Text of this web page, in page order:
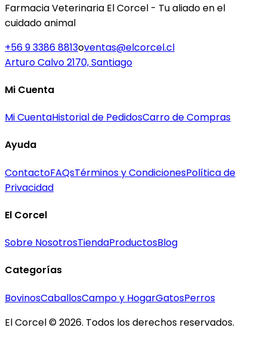
Farmacia Veterinaria El Corcel - Tu aliado en el
cuidado animal
+56 9 3386 8813oventas@elcorcel.cl
Arturo Calvo 2170, Santiago
Mi Cuenta
Mi CuentaHistorial de PedidosCarro de Compras
Ayuda
ContactoFAQsTérminos y CondicionesPolítica de
Privacidad
El Corcel
Sobre NosotrosTiendaProductosBlog
Categorías
BovinosCaballosCampo y HogarGatosPerros
El Corcel © 2026. Todos los derechos reservados.